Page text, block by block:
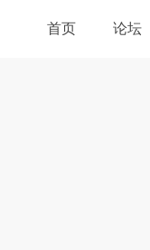
首页 论坛